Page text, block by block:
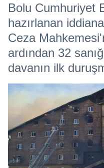
Bolu Cumhuriyet
hazırlanan
Ceza
ardından 32
davanın ilk